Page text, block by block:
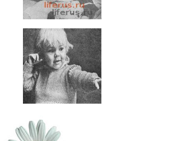
Пигментные пятна - хлоазма